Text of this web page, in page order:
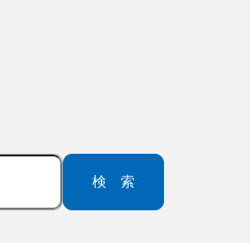
検索